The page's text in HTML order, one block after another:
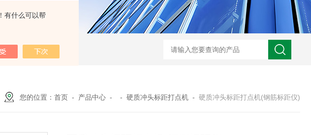
有什么可以帮
CS2077型CS2077高压兆欧表校验仪 GM-5KV-20KV型可调高压兆欧表GM-5KV-20KV nl3203型
您的位置： 首页 - 产品中心 - - 硬质冲头标距打点机 - 硬质冲头标距打点机(钢筋标距仪)